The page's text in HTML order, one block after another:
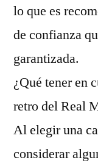
lo que es
de confianza
garantizada.
¿Qué tener en
retro del Real
Al elegir una
considerar